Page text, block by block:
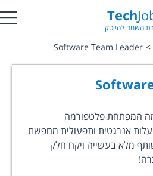
Tech
השמה להייטק
Software Team Leader
המפתחת פלטפורמה
אנרגטית ותפעולית מחפשת
מלא בעשייה ויקח חלק